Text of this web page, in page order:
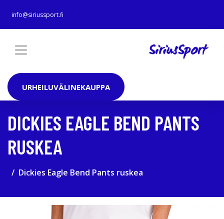
info@siriussport.fi
URHEILUVÄLINEKAUPPA
DICKIES EAGLE BEND PANTS
RUSKEA
Dickies Eagle Bend Pants ruskea